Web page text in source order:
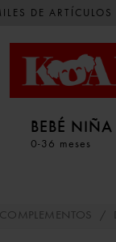
DE
BEBÉ NIÑA
0-36 meses
/